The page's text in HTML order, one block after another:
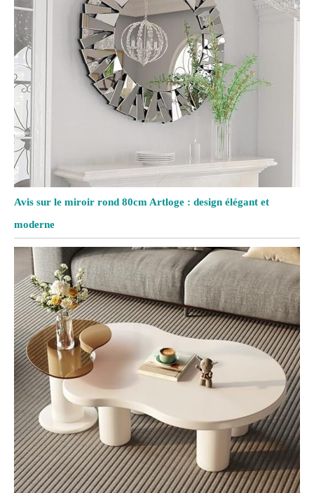
Avis sur le miroir rond 80cm Artloge : design élégant et
moderne